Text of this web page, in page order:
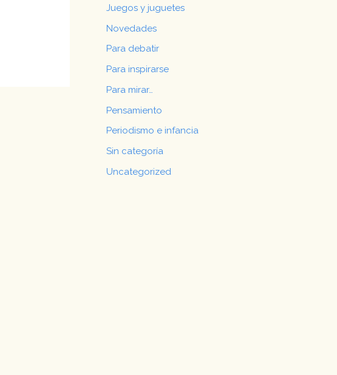
Juegos y juguetes
Novedades
Para debatir
Para inspirarse
Para mirar…
Pensamiento
Periodismo e infancia
Sin categoría
Uncategorized